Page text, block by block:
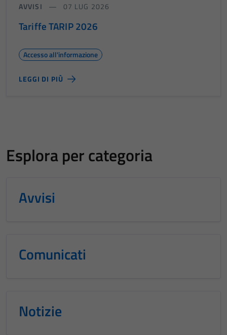
AVVISI 07 LUG 2026
Tariffe TARIP 2026
Accesso all'informazione
LEGGI DI PIÙ
Esplora per categoria
Avvisi
Comunicati
Notizie